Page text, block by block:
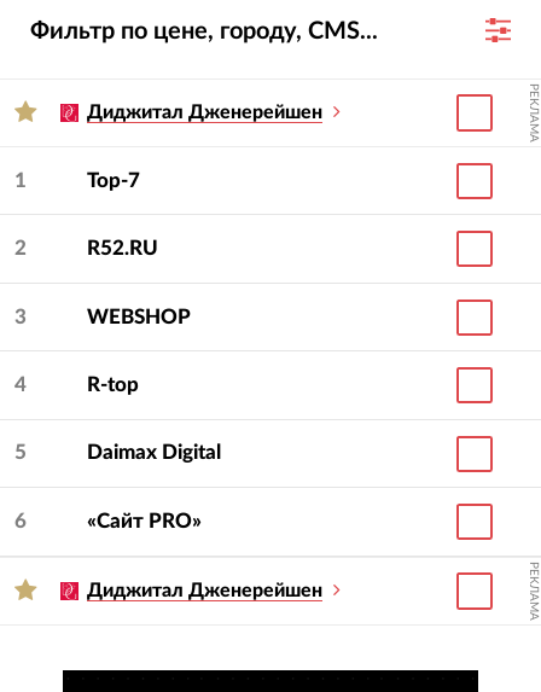
Фильтр по цене, городу, CMS...
Диджитал Дженерейшен РЕКЛАМА
1 Top-7
2 R52.RU
3 WEBSHOP
4 R-top
5 Daimax Digital
6 «Сайт PRO»
Диджитал Дженерейшен РЕКЛАМА